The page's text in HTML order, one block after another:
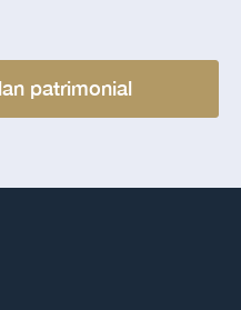
patrimonial